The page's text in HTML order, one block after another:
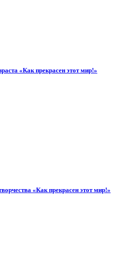
«Как прекрасен этот мир!»
«Как прекрасен этот мир!»